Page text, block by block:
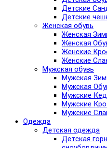
Детские
Детские
Женская обувь
Женская
Женская
Женские
Женские
Мужская обувь
Мужская
Мужская
Мужские
Мужские
Мужские
Одежда
Детская одежда
Детская